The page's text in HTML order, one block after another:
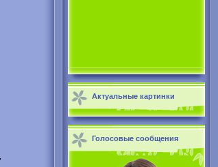
Актуальные картинки
Голосовые сообщения